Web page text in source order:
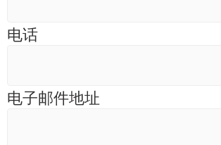
电话
电子邮件地址